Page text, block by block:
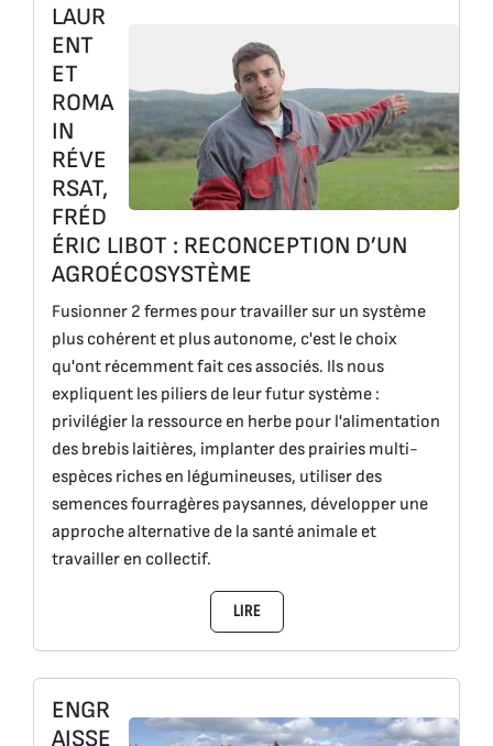
LAUR
ENT
ET
ROMA
IN
RÉVE
RSAT,
FRÉD
ÉRIC LIBOT : RECONCEPTION D’UN
AGROÉCOSYSTÈME
Fusionner 2 fermes pour travailler sur un système
plus cohérent et plus autonome, c'est le choix
qu'ont récemment fait ces associés. Ils nous
expliquent les piliers de leur futur système :
privilégier la ressource en herbe pour l'alimentation
des brebis laitières, implanter des prairies multi-
espèces riches en légumineuses, utiliser des
semences fourragères paysannes, développer une
approche alternative de la santé animale et
travailler en collectif.
LIRE
ENGR
AISSE